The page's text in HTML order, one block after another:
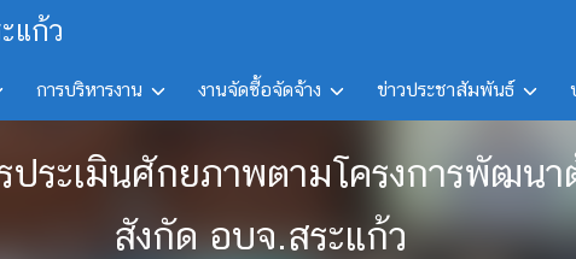
แก้ว
การบริหารงาน งานจัดซื้อจัดจ้าง ข่าวประชาสัมพันธ์
ประเมินศักยภาพตามโครงการพัฒนา
สังกัด อบจ.สระแก้ว